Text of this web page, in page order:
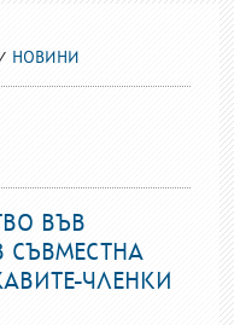
НОВИНИ
ВЪВ
СЪВМЕСТНА
ЧЛЕНКИ